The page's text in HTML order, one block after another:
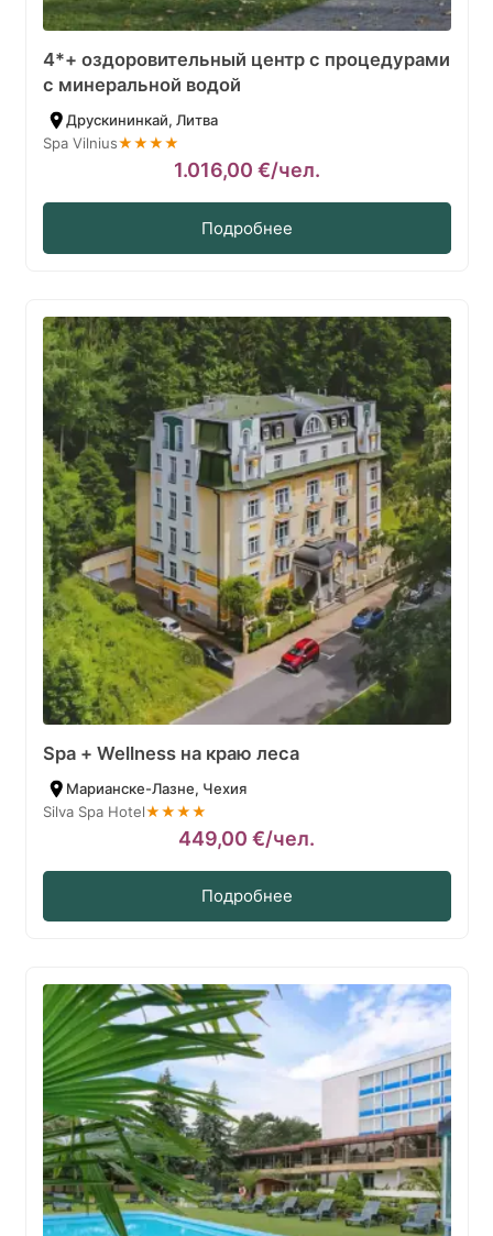
4*+ оздоровительный центр с процедурами
с минеральной водой
Друскининкай, Литва
Spa Vilnius★★★★
1.016,00 €/чел.
Подробнее
Spa + Wellness на краю леса
Марианске-Лазне, Чехия
Silva Spa Hotel★★★★
449,00 €/чел.
Подробнее